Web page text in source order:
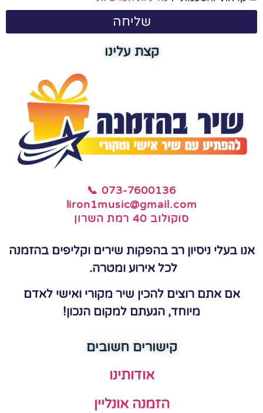
שליחה
קצת עלינו
📞 073-7600136
liron1music@gmail.com
סוקולוב 40 רמת השרון
אנו בעלי ניסיון רב בהפקות שירים וקליפים בהזמנה
לכל אירוע ומטרה.
אם אתם רוצים להכין שיר מקורי ואישי לאדם
מיוחד, הגעתם למקום הנכון!
קישורים חשובים
אודותינו
הזמנה אונליין